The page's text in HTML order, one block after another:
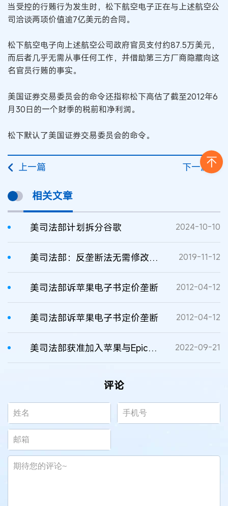
当受控的行贿行为发生时，松下航空电子正在与上述航空公
司洽谈两项价值逾7亿美元的合同。
松下航空电子向上述航空公司政府官员支付约87.5万美元，
而后者几乎无需从事任何工作，并借助第三方厂商隐藏向这
名官员行贿的事实。
美国证券交易委员会的命令还指称松下高估了截至2012年6
月30日的一个财季的税前和净利润。
松下默认了美国证券交易委员会的命令。
上一篇 下一篇
相关文章
美司法部计划拆分谷歌 2024-10-10
美司法部：反垄断法无需修改，足以预防市场伤害 2019-11-12
美司法部诉苹果电子书定价垄断 2012-04-12
美司法部诉苹果电子书定价垄断 2012-04-12
美司法部获准加入苹果与Epic反垄断庭审辩论 2022-09-21
评论